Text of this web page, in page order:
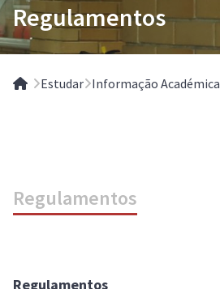
Regulamentos
Home
Estudar Informação Académica
Regulamentos
Regulamentos